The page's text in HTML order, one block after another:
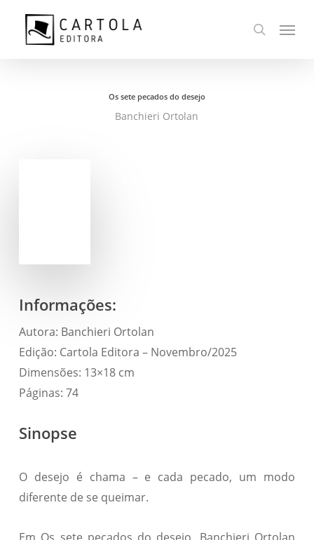
busca
Menu
Os sete pecados do desejo
Banchieri Ortolan
Informações:
Autora: Banchieri Ortolan
Edição: Cartola Editora – Novembro/2025
Dimensões: 13×18 cm
Páginas: 74
Sinopse
O desejo é chama – e cada pecado, um modo
diferente de se queimar.